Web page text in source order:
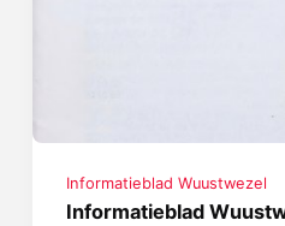
Informatieblad Wuustwezel
Informatieblad